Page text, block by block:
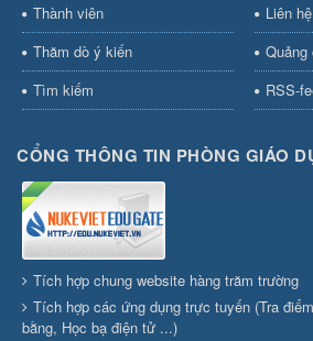
Thành viên
Liên hệ
Thăm dò ý kiến
Quảng
Tìm kiếm
RSS-
CỔNG THÔNG TIN PHÒNG GIÁO
Tích hợp chung website hàng trăm trường
Tích hợp các ứng dụng trực tuyến (Tra
bằng, Học bạ điện tử ...)